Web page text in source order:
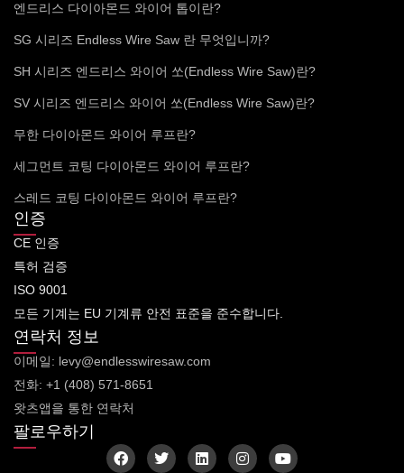
엔드리스 다이아몬드 와이어 톱이란?
SG 시리즈 Endless Wire Saw 란 무엇입니까?
SH 시리즈 엔드리스 와이어 쏘(Endless Wire Saw)란?
SV 시리즈 엔드리스 와이어 쏘(Endless Wire Saw)란?
무한 다이아몬드 와이어 루프란?
세그먼트 코팅 다이아몬드 와이어 루프란?
스레드 코팅 다이아몬드 와이어 루프란?
인증
CE 인증
특허 검증
ISO 9001
모든 기계는 EU 기계류 안전 표준을 준수합니다.
연락처 정보
이메일: levy@endlesswiresaw.com
전화: +1 (408) 571-8651
왓츠앱을 통한 연락처
팔로우하기
F
a
트
위
링
크
인
스
유
튜